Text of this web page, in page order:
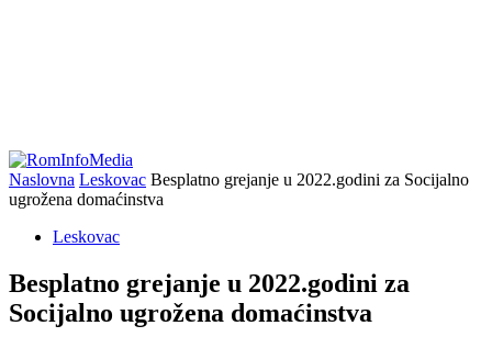
Naslovna Leskovac Besplatno grejanje u 2022.godini za Socijalno
ugrožena domaćinstva
Leskovac
Besplatno grejanje u 2022.godini za
Socijalno ugrožena domaćinstva